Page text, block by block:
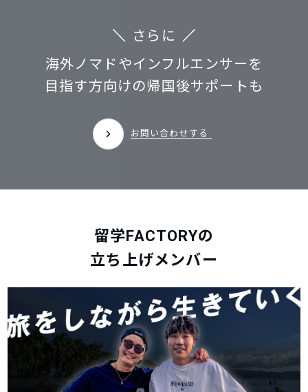
さらに
海外ノマドやインフルエンサーを
目指す方向けの帰国後サポートも
お問い合わせする
留学FACTORYの
立ち上げメンバー